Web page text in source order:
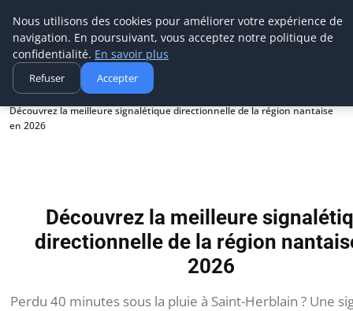
Aecme
Accueil
Découvrez la meilleure signalétique directionnelle de la région nantaise
en 2026
Découvrez la meilleure
directionnelle de la région
2026
Perdu 40 minutes sous la pluie à Saint-Herblain ? Une
Nous utilisons des cookies pour améliorer votre expérience de
navigation. En poursuivant, vous acceptez notre politique de
confidentialité. En savoir plus
Refuser Accepter